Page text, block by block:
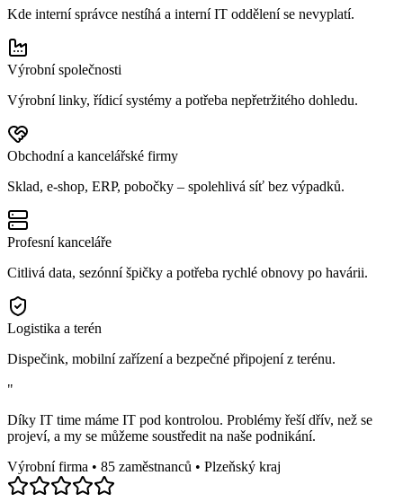
Kde interní správce nestíhá a interní IT oddělení se nevyplatí.
Výrobní společnosti
Výrobní linky, řídicí systémy a potřeba nepřetržitého dohledu.
Obchodní a kancelářské firmy
Sklad, e-shop, ERP, pobočky – spolehlivá síť bez výpadků.
Profesní kanceláře
Citlivá data, sezónní špičky a potřeba rychlé obnovy po havárii.
Logistika a terén
Dispečink, mobilní zařízení a bezpečné připojení z terénu.
"
Díky IT time máme IT pod kontrolou. Problémy řeší dřív, než se
projeví, a my se můžeme soustředit na naše podnikání.
Výrobní firma • 85 zaměstnanců • Plzeňský kraj